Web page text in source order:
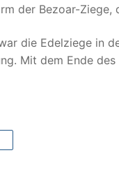
der Bezoar-Ziege,
die Edelziege in
Mit dem Ende